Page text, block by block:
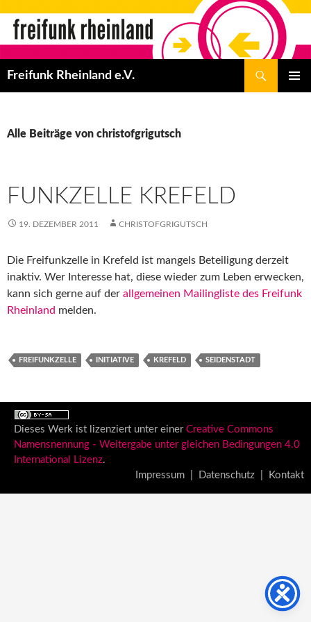
Inhalt
springen
Freifunk Rheinland e.V.
Alle Beiträge von christofgrigutsch
FUNKZELLE KREFELD
19. DEZEMBER 2011 CHRISTOFGRIGUTSCH
Die Freifunkzelle in Krefeld ist mangels Beteiligung derzeit
inaktiv. Wer Interesse hat, diese wieder zum Leben erwecken,
kann sich gerne auf der allgemeinen Mailingliste des Freifunk
Rheinland melden.
FREIFUNKZELLE INITIATIVE KREFELD SEIDENSTADT
Dieses Werk ist lizenziert unter einer Creative Commons
Namensnennung - Weitergabe unter gleichen Bedingungen 4.0
International Lizenz.
Impressum
Datenschutz Kontakt